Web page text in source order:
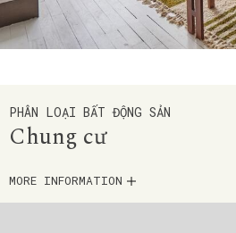
PHÂN LOẠI BẤT ĐỘNG SẢN
Chung cư
MORE INFORMATION